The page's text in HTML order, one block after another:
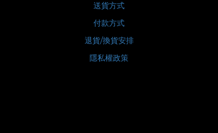
送貨方式
付款方式
退貨/換貨安排
隱私權政策